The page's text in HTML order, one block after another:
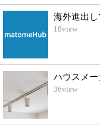
海外進出
18view
ハウスメ
36view